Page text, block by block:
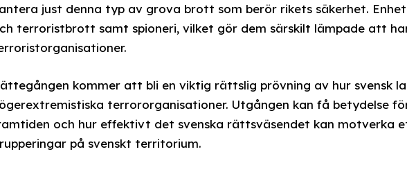
just denna typ av grova brott som berör rikets säkerhet.
terroristbrott samt spioneri, vilket gör dem särskilt lämpade att
kommer att bli en viktig rättslig prövning av hur svensk
terrororganisationer. Utgången kan få betydelse
och hur effektivt det svenska rättsväsendet kan motverka
på svenskt territorium.